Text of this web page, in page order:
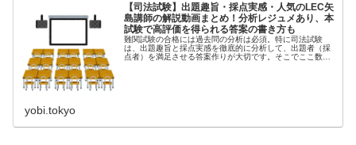
【司法試験】出題趣旨・採点実感・人気のLEC矢
島講師の解説動画まとめ！分析レジュメあり、本
試験で高評価を得られる答案の書き方も
難関試験の合格には過去問の分析は必須。特に司法試験
は、出題趣旨と採点実感を徹底的に分析して、出題者（採
点者）を満足させる答案作りが大切です。そこでここ数年
yobi.tokyo